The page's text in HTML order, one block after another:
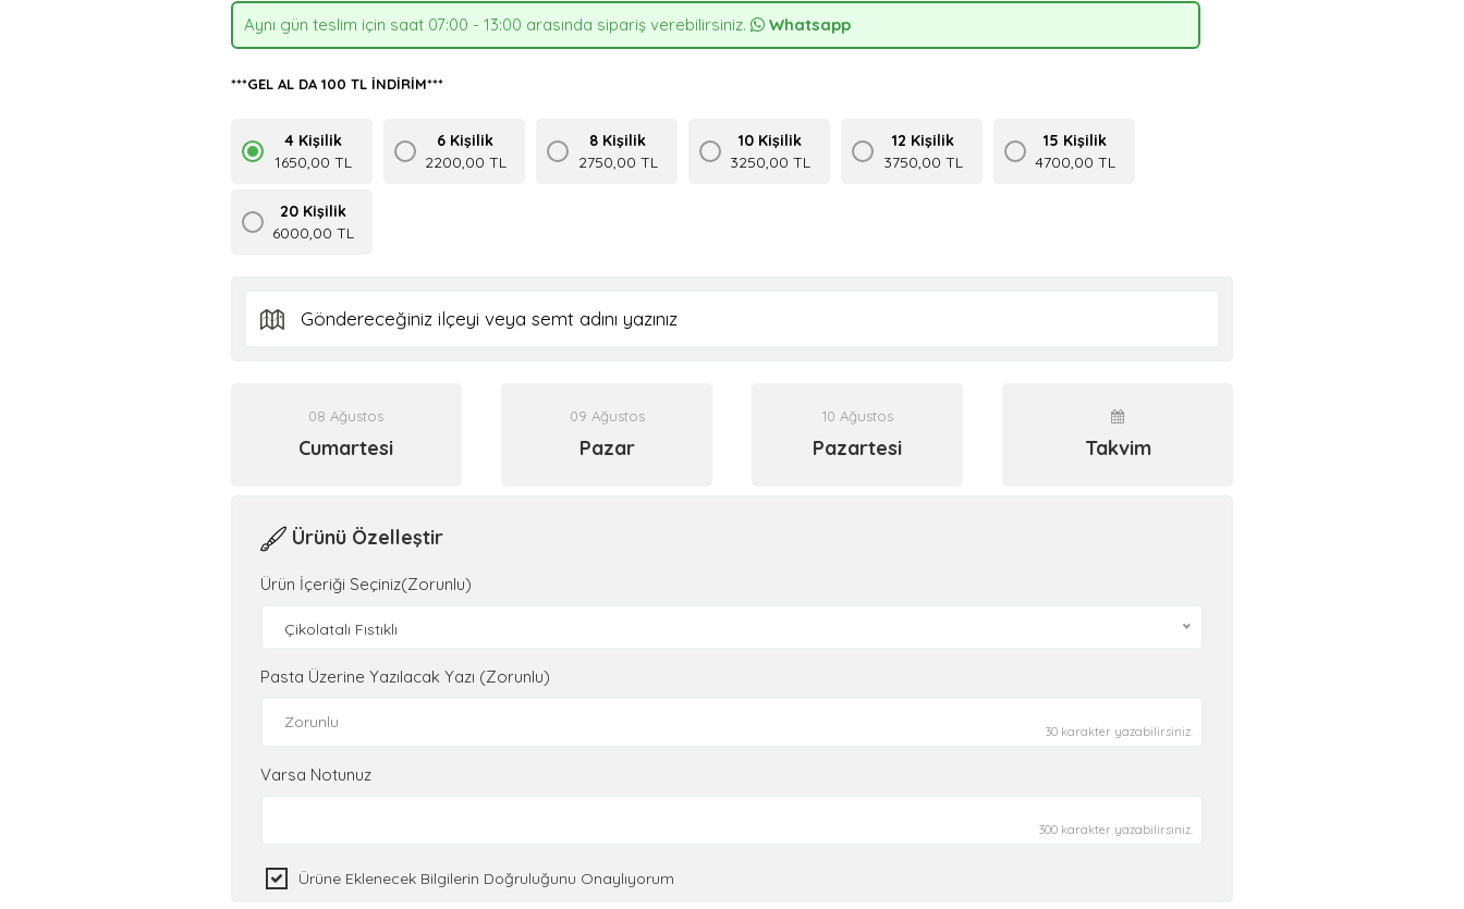
Aynı gün teslim için saat 07:00 - 13:00 arasında sipariş verebilirsiniz. Whatsapp
***GEL AL DA 100 TL İNDİRİM***
4 Kişilik
1650,00 TL
6 Kişilik
2200,00 TL
8 Kişilik
2750,00 TL
10 Kişilik
3250,00 TL
12 Kişilik
3750,00 TL
15 Kişilik
4700,00 TL
20 Kişilik
6000,00 TL
08 Ağustos
Cumartesi
09 Ağustos
Pazar
10 Ağustos
Pazartesi Takvim
Ürünü Özelleştir
Ürün İçeriği Seçiniz(Zorunlu)
Çikolatalı Fıstıklı
Pasta Üzerine Yazılacak Yazı (Zorunlu)
30 karakter yazabilirsiniz.
Varsa Notunuz
300 karakter yazabilirsiniz.
Ürüne Eklenecek Bilgilerin Doğruluğunu Onaylıyorum